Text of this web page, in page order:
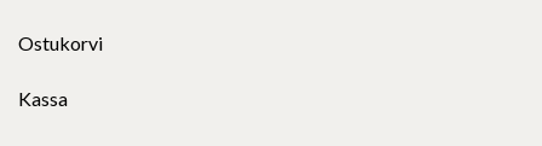
Ostukorvi
Kassa